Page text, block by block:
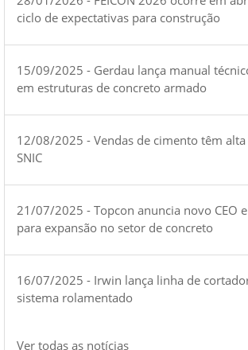
ciclo de expectativas para construção
15/09/2025 - Gerdau lança manual
em estruturas de concreto armado
12/08/2025 - Vendas de cimento têm
SNIC
21/07/2025 - Topcon anuncia novo CEO
para expansão no setor de concreto
16/07/2025 - Irwin lança linha de
sistema rolamentado
Ver todas as notícias